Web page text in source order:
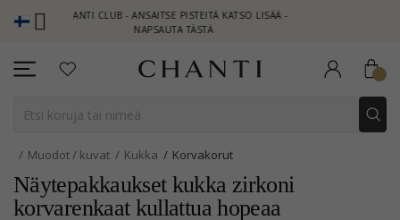
CHANTI CLUB - ANSAITSE PISTEITÄ KATSO LISÄÄ -
NAPSAUTA TÄSTÄ
Muodot / kuvat Kukka Korvakorut
Näytepakkaukset kukka zirkoni
korvarenkaat kullattua hopeaa